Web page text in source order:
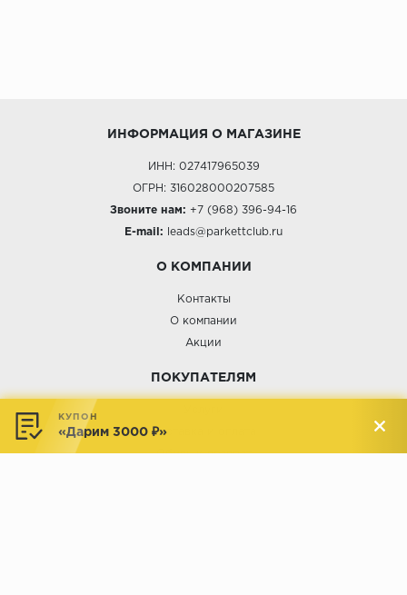
ИНФОРМАЦИЯ О МАГАЗИНЕ
ИНН: 027417965039
ОГРН: 316028000207585
Звоните нам: +7 (968) 396-94-16
E-mail: leads@parkettclub.ru
О КОМПАНИИ
Контакты
О компании
Акции
ПОКУПАТЕЛЯМ
Доставка и оплата
Обмен и возврат
КУПОН
«Дарим 3000 ₽»